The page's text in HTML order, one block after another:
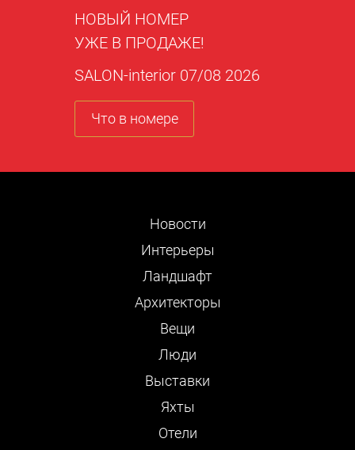
НОВЫЙ НОМЕР
УЖЕ В ПРОДАЖЕ!
SALON-interior 07/08 2026
Что в номере
Новости
Интерьеры
Ландшафт
Архитекторы
Вещи
Люди
Выставки
Яхты
Отели